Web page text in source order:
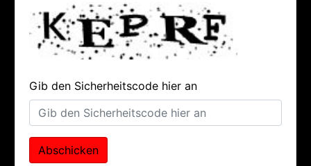
Gib den Sicherheitscode hier an
Abschicken